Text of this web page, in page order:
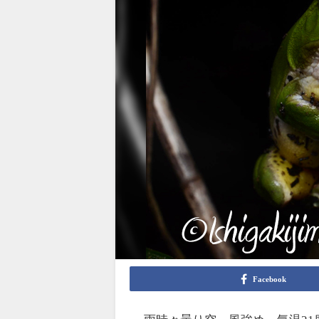
Facebook